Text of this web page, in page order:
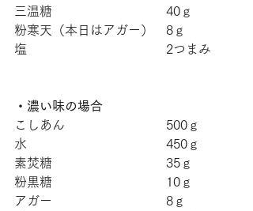
三温糖　　　　　　　　　40ｇ
粉寒天（本日はアガー）　8ｇ
塩　　　　　　　　　　　2つまみ
・濃い味の場合
こしあん　　　　　　　　500ｇ
水　　　　　　　　　　　450ｇ
素焚糖　　　　　　　　　35ｇ
粉黒糖　　　　　　　　　10ｇ
アガー　　　　　　　　　8ｇ